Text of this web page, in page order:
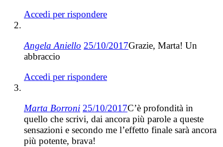
Accedi per rispondere
Angela Aniello 25/10/2017Grazie, Marta! Un
abbraccio
Accedi per rispondere
Marta Borroni 25/10/2017C’è profondità in
quello che scrivi, dai ancora più parole a queste
sensazioni e secondo me l’effetto finale sarà ancora
più potente, brava!